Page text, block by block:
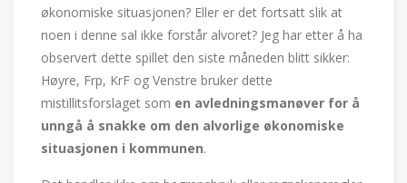
økonomiske situasjonen? Eller er det fortsatt slik at
noen i denne sal ikke forstår alvoret? Jeg har etter å ha
observert dette spillet den siste måneden blitt sikker:
Høyre, Frp, KrF og Venstre bruker dette
mistillitsforslaget som en avledningsmanøver for å
unngå å snakke om den alvorlige økonomiske
situasjonen i kommunen.